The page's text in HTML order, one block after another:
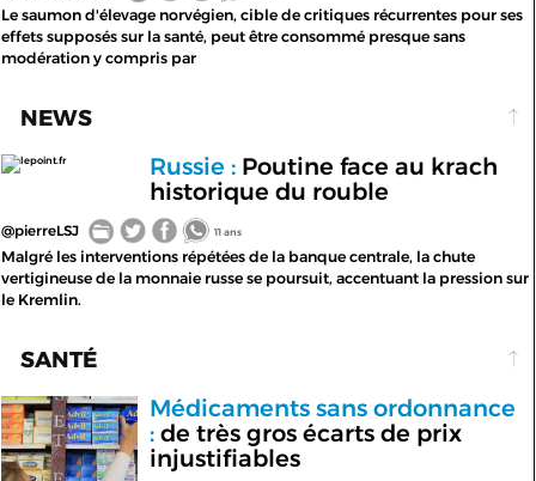
Le saumon d'élevage norvégien, cible de critiques récurrentes pour ses
effets supposés sur la santé, peut être consommé presque sans
modération y compris par
NEWS
lepoint.fr Russie :Poutine face au krach
historique du rouble
@pierreLSJ 11 ans
Malgré les interventions répétées de la banque centrale, la chute
vertigineuse de la monnaie russe se poursuit, accentuant la pression sur
le Kremlin.
SANTÉ
Médicaments sans ordonnance
:de très gros écarts de prix
injustifiables